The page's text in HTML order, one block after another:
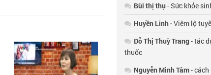
Bùi thị thụ- Sức khỏe
Huyền Linh- Viêm lộ
Đỗ Thị Thuỳ Trang- tác
thuốc
Nguyễn Minh Tâm-